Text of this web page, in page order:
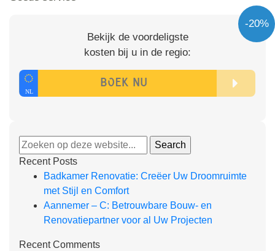
-20%
Bekijk de voordeligste
kosten bij u in de regio:
Recent Posts
Badkamer Renovatie: Creëer Uw Droomruimte
met Stijl en Comfort
Aannemer – C: Betrouwbare Bouw- en
Renovatiepartner voor al Uw Projecten
Recent Comments